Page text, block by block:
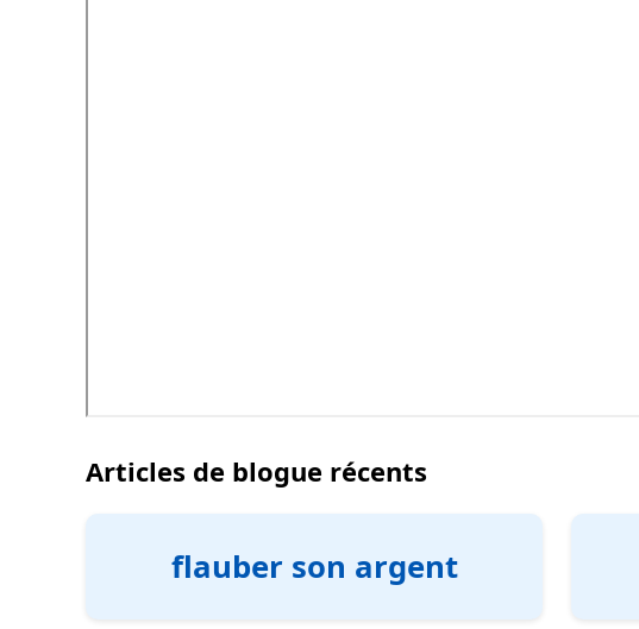
Articles de blogue récents
flauber son argent